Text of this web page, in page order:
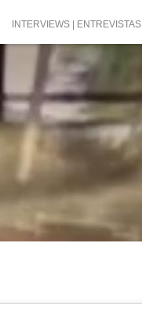
INTERVIEWS | ENTREVISTAS